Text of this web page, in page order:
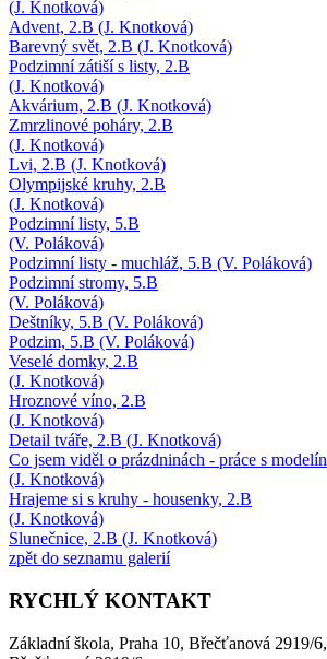
(J. Knotková)
Advent, 2.B (J. Knotková)
Barevný svět, 2.B (J. Knotková)
Podzimní zátiší s listy, 2.B
(J. Knotková)
Akvárium, 2.B (J. Knotková)
Zmrzlinové poháry, 2.B
(J. Knotková)
Lvi, 2.B (J. Knotková)
Olympijské kruhy, 2.B
(J. Knotková)
Podzimní listy, 5.B
(V. Poláková)
Podzimní listy - muchláž, 5.B (V. Poláková)
Podzimní stromy, 5.B
(V. Poláková)
Deštníky, 5.B (V. Poláková)
Podzim, 5.B (V. Poláková)
Veselé domky, 2.B
(J. Knotková)
Hroznové víno, 2.B
(J. Knotková)
Detail tváře, 2.B (J. Knotková)
Co jsem viděl o prázdninách - práce s
(J. Knotková)
Hrajeme si s kruhy - housenky, 2.B
(J. Knotková)
Slunečnice, 2.B (J. Knotková)
zpět do seznamu galerií
RYCHLÝ KONTAKT
Základní škola, Praha 10, Břečťanová 2919/